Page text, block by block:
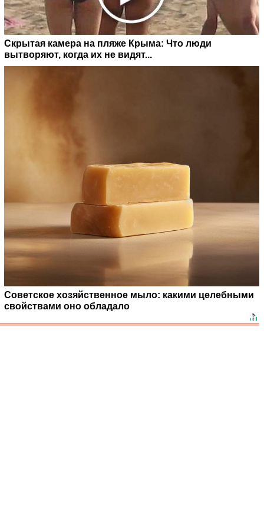
Скрытая камера на пляже Крыма: Что люди
вытворяют, когда их не видят...
Советское хозяйственное мыло: какими целебными
свойствами оно обладало